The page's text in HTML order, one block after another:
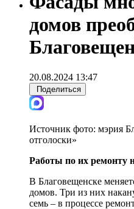
домов
20.08.2024 13:47
Поделиться
Источник фото: мэрия
отголоски»
Работы по их ремонту
В Благовещенске
домов. Три из них
семь – в процессе